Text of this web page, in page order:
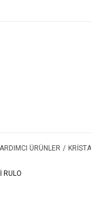
ÜRÜNLER